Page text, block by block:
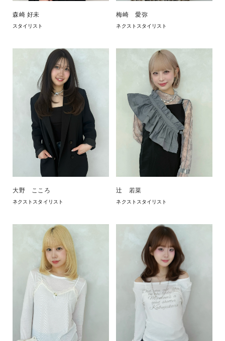
森崎 好未
スタイリスト
梅崎 愛弥
ネクストスタイリスト
大野 こころ
ネクストスタイリスト
辻 若菜
ネクストスタイリスト